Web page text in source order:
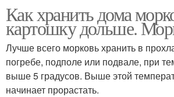
Как хранить дома
картошку дольше.
Лучше всего морковь хранить в
погребе, подполе или подвале, при
выше 5 градусов. Выше этой
начинает прорастать.